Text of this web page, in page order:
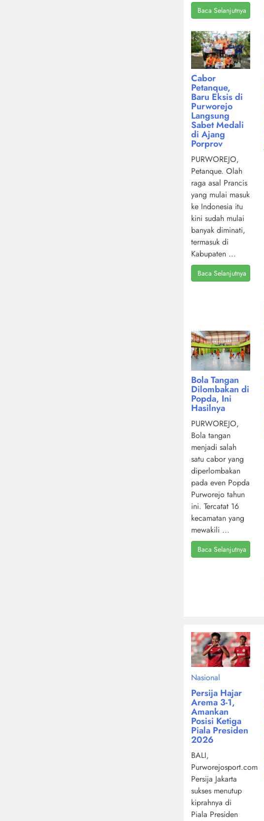
Baca Selanjutnya
Cabor
Petanque,
Baru Eksis di
Purworejo
Langsung
Sabet Medali
di Ajang
Porprov
PURWOREJO,
Petanque. Olah
raga asal Prancis
yang mulai masuk
ke Indonesia itu
kini sudah mulai
banyak diminati,
termasuk di
Kabupaten ...
Baca Selanjutnya
Bola Tangan
Dilombakan di
Popda, Ini
Hasilnya
PURWOREJO,
Bola tangan
menjadi salah
satu cabor yang
diperlombakan
pada even Popda
Purworejo tahun
ini. Tercatat 16
kecamatan yang
mewakili ...
Baca Selanjutnya
Nasional
Persija Hajar
Arema 3-1,
Amankan
Posisi Ketiga
Piala Presiden
2026
BALI,
Purworejosport.com,
Persija Jakarta
sukses menutup
kiprahnya di
Piala Presiden